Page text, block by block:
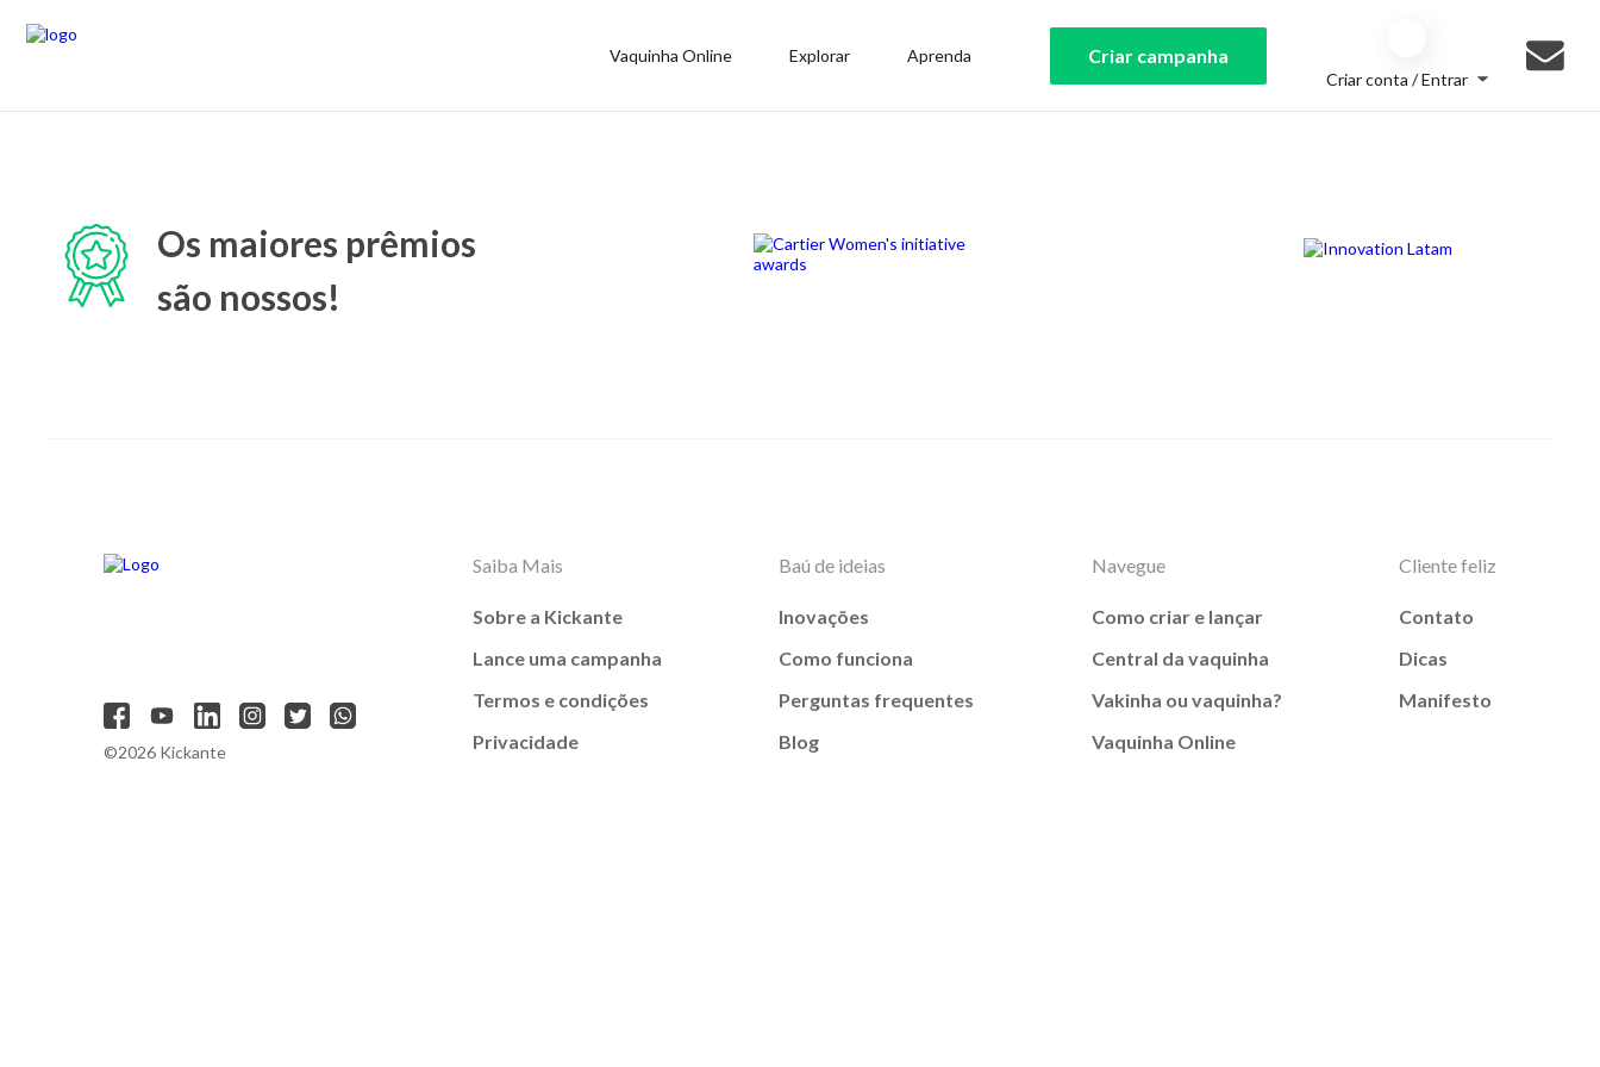
Vaquinha Online Explorar Aprenda Criar campanha
Criar conta / Entrar
Os maiores prêmios
são nossos!
©2026 Kickante
Saiba Mais
Sobre a Kickante
Lance uma campanha
Termos e condições
Privacidade
Baú de ideias
Inovações
Como funciona
Perguntas frequentes
Blog
Navegue
Como criar e lançar
Central da vaquinha
Vakinha ou vaquinha?
Vaquinha Online
Cliente feliz
Contato
Dicas
Manifesto